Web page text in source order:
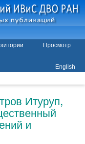
Просмотр
English
Итуруп,
и